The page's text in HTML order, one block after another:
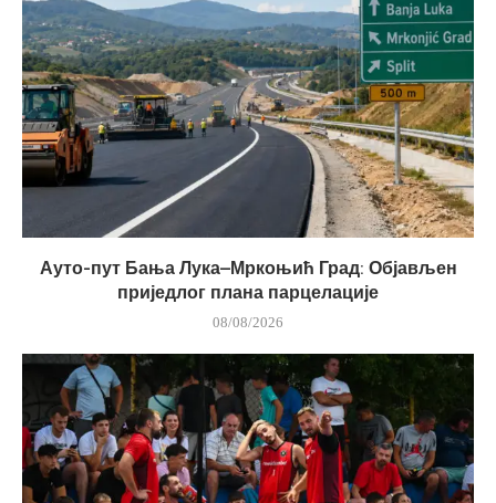
Ауто-пут Бања Лука–Мркоњић Град: Објављен
приједлог плана парцелације
08/08/2026